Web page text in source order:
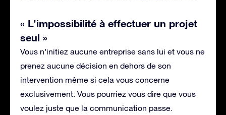
« L’impossibilité à effectuer un projet
seul »
Vous n’initiez aucune entreprise sans lui et vous ne
prenez aucune décision en dehors de son
intervention même si cela vous concerne
exclusivement. Vous pourriez vous dire que vous
voulez juste que la communication passe.